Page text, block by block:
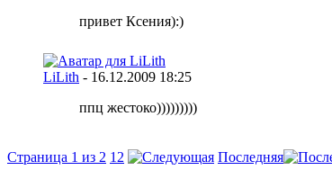
привет Ксения):)
LiLith - 16.12.2009 18:25
ппц жестоко)))))))))
Страница 1 из 2 12 Последняя